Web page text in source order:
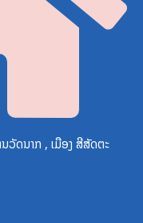
ວັດນາກ , ເມືອງ ສີສັດຕະ